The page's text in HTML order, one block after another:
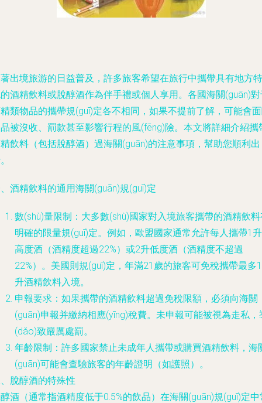
出境旅游的日益普及，許多旅客希望在旅行中攜帶具有地方特
酒精飲料或脫醇酒作為伴手禮或個人享用。各國海關(guān)
類物品的攜帶規(guī)定各不相同，如果不提前了解，可能會
被沒收、罰款甚至影響行程的風(fēng)險。本文將詳細介紹攜
飲料（包括脫醇酒）過海關(guān)的注意事項，幫助您順利出
酒精飲料的通用海關(guān)規(guī)定
數(shù)量限制：大多數(shù)國家對入境旅客攜帶的酒精飲
明確的限量規(guī)定。例如，歐盟國家通常允許每人攜帶1升
高度酒（酒精度超過22%）或2升低度酒（酒精度不超過
22%）。美國則規(guī)定，年滿21歲的旅客可免稅攜帶最多1
升酒精飲料入境。
申報要求：如果攜帶的酒精飲料超過免稅限額，必須向海關
(guān)申報并繳納相應(yīng)稅費。未申報可能被視為走私，
(dǎo)致嚴厲處罰。
年齡限制：許多國家禁止未成年人攜帶或購買酒精飲料，海
(guān)可能會查驗旅客的年齡證明（如護照）。
脫醇酒的特殊性
酒（通常指酒精度低于0.5%的飲品）在海關(guān)規(guī)定中